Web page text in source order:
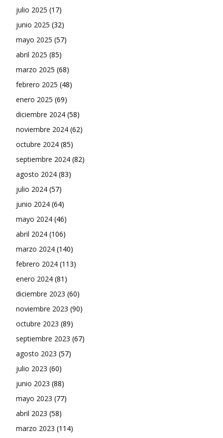
julio 2025 (17)
junio 2025 (32)
mayo 2025 (57)
abril 2025 (85)
marzo 2025 (68)
febrero 2025 (48)
enero 2025 (69)
diciembre 2024 (58)
noviembre 2024 (62)
octubre 2024 (85)
septiembre 2024 (82)
agosto 2024 (83)
julio 2024 (57)
junio 2024 (64)
mayo 2024 (46)
abril 2024 (106)
marzo 2024 (140)
febrero 2024 (113)
enero 2024 (81)
diciembre 2023 (60)
noviembre 2023 (90)
octubre 2023 (89)
septiembre 2023 (67)
agosto 2023 (57)
julio 2023 (60)
junio 2023 (88)
mayo 2023 (77)
abril 2023 (58)
marzo 2023 (114)